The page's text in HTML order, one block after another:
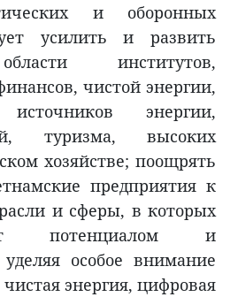
и оборонных
усилить и развить
институтов,
чистой энергии,
источников энергии,
туризма, высоких
хозяйстве; поощрять
предприятия к
и сферы, в которых
потенциалом и
особое внимание
энергия, цифровая